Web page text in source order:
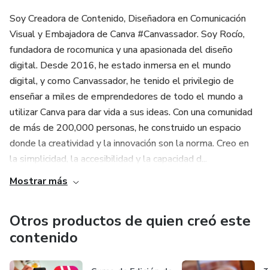
Soy Creadora de Contenido, Diseñadora en Comunicación
Visual y Embajadora de Canva #Canvassador. Soy Rocío,
fundadora de rocomunica y una apasionada del diseño
digital. Desde 2016, he estado inmersa en el mundo
digital, y como Canvassador, he tenido el privilegio de
enseñar a miles de emprendedores de todo el mundo a
utilizar Canva para dar vida a sus ideas. Con una comunidad
de más de 200,000 personas, he construido un espacio
donde la creatividad y la innovación son la norma. Creo en
la simplicidad, la accesibilidad y la capacidad d...
Mostrar más
Otros productos de quien creó este
contenido